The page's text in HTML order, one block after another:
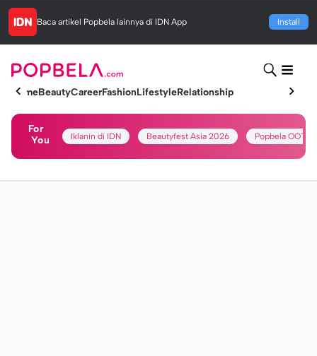
Baca artikel Popbela lainnya di IDN App Install
HomeBeautyCareerFashionLifestyleRelationship
For
You
Iklanin di IDN Beautyfest Asia 2026 Popbela OOTD